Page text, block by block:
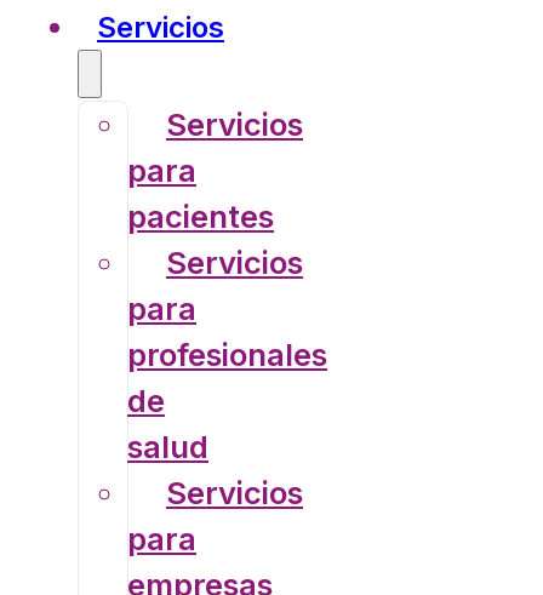
Servicios
Servicios
para
pacientes
Servicios
para
profesionales
de
salud
Servicios
para
empresas